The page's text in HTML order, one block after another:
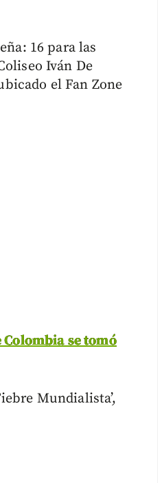
16 para las
Iván De
el Fan Zone
se tomó
Mundialista’,